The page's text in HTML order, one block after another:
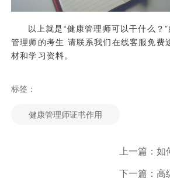
以上就是“健康管理师可以干什么？
管理师的考生 请联系我们在线客服免费
材和学习资料。
标签：
健康管理师证书作用
上一篇：